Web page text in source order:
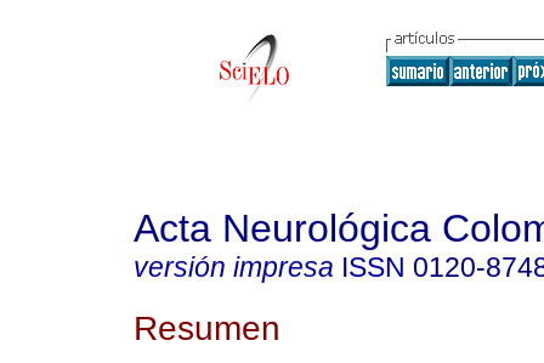
Acta Neurológica
versión impresa ISSN 0120-
Resumen